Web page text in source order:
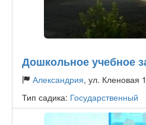
Дошкольное учебное
Александрия, ул. Кленовая 1
Тип садика: Государственный